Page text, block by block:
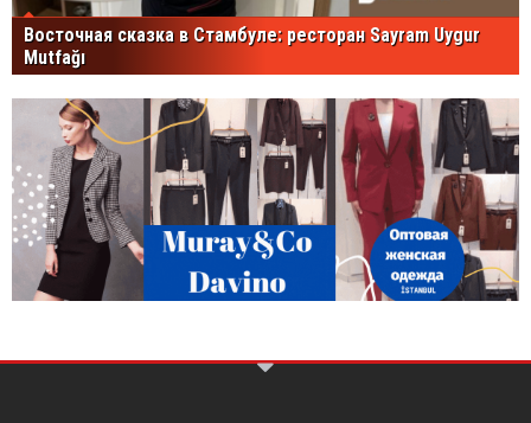
Восточная сказка в Стамбуле: ресторан Sayram Uygur
Mutfağı